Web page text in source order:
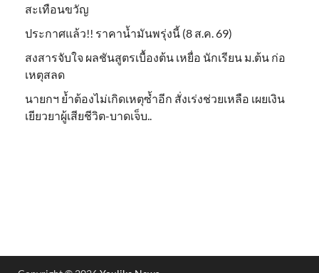
สะเทือนขวัญ
ประกาศแล้ว!! ราคาน้ำมันพรุ่งนี้ (8 ส.ค. 69)
สงสารจับใจ ผลชันสูตรเบื้องต้น เหยื่อ นักเรียน ม.ต้น ก่อ
เหตุสลด
นายกฯ ย้ำต้องไม่เกิดเหตุซ้ำอีก สั่งเร่งช่วยเหลือ เผยเงิน
เยียวยาผู้เสียชีวิต-บาดเจ็บ..